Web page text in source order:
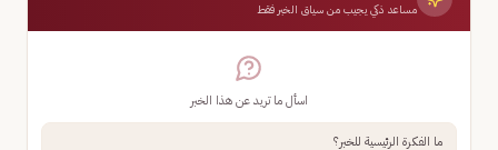
مساعد ذكي يجيب من سياق الخبر فقط
اسأل ما تريد عن هذا الخبر
ما الفكرة الرئيسية للخبر؟